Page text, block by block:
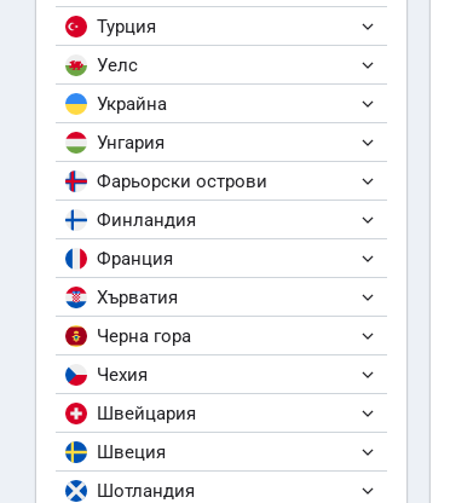
Турция
Уелс
Украйна
Унгария
Фарьорски острови
Финландия
Франция
Хърватия
Черна гора
Чехия
Швейцария
Швеция
Шотландия